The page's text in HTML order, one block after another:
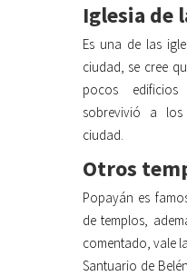
Iglesia de
Es una de las
ciudad, se cree
pocos
sobrevivió a
ciudad.
Otros
Popayán es
de templos,
comentado, vale
Santuario de